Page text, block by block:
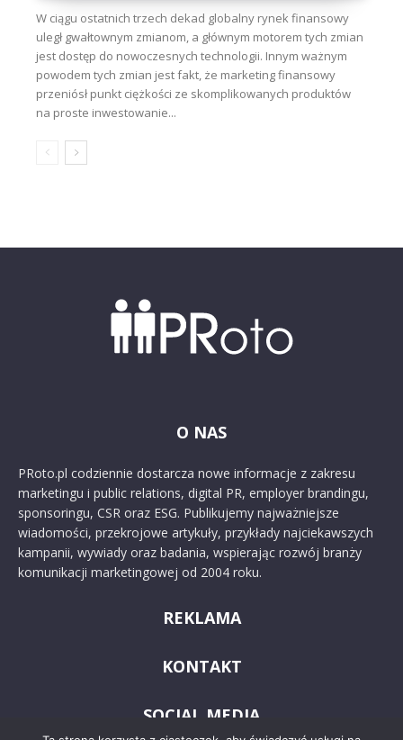
W ciągu ostatnich trzech dekad globalny rynek finansowy
uległ gwałtownym zmianom, a głównym motorem tych zmian
jest dostęp do nowoczesnych technologii. Innym ważnym
powodem tych zmian jest fakt, że marketing finansowy
przeniósł punkt ciężkości ze skomplikowanych produktów
na proste inwestowanie...
O NAS
PRoto.pl codziennie dostarcza nowe informacje z zakresu
marketingu i public relations, digital PR, employer brandingu,
sponsoringu, CSR oraz ESG. Publikujemy najważniejsze
wiadomości, przekrojowe artykuły, przykłady najciekawszych
kampanii, wywiady oraz badania, wspierając rozwój branży
komunikacji marketingowej od 2004 roku.
REKLAMA
KONTAKT
SOCIAL MEDIA